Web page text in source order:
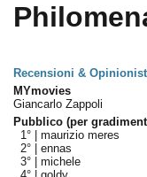
Recensioni &
MYmovies
Giancarlo Zappoli
Pubblico (per
1° | maurizio meres
2° | ennas
3° | michele